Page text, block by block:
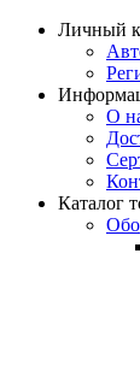
Личный
О
Каталог